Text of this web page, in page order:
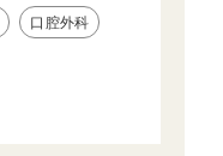
口腔外科